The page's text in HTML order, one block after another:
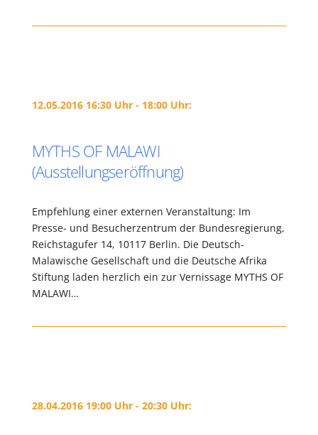
12.05.2016 16:30 Uhr - 18:00 Uhr:
MYTHS OF MALAWI
(Ausstellungseröffnung)
Empfehlung einer externen Veranstaltung: Im
Presse- und Besucherzentrum der Bundesregierung,
Reichstagufer 14, 10117 Berlin. Die Deutsch-
Malawische Gesellschaft und die Deutsche Afrika
Stiftung laden herzlich ein zur Vernissage MYTHS OF
MALAWI…
28.04.2016 19:00 Uhr - 20:30 Uhr: